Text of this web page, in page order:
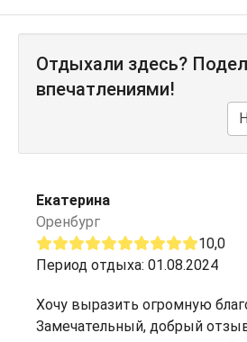
Отдыхали здесь?
впечатлениями!
Екатерина
Оренбург
10,0
Период отдыха: 01.08.2024
Хочу выразить огромную
Замечательный, добрый